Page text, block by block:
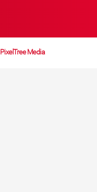
PixelTree Media